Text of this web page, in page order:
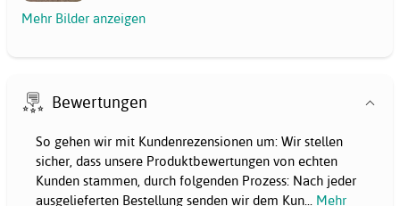
Mehr Bilder anzeigen
Bewertungen
So gehen wir mit Kundenrezensionen um: Wir stellen
sicher, dass unsere Produktbewertungen von echten
Kunden stammen, durch folgenden Prozess: Nach jeder
ausgelieferten Bestellung senden wir dem Kun
Mehr